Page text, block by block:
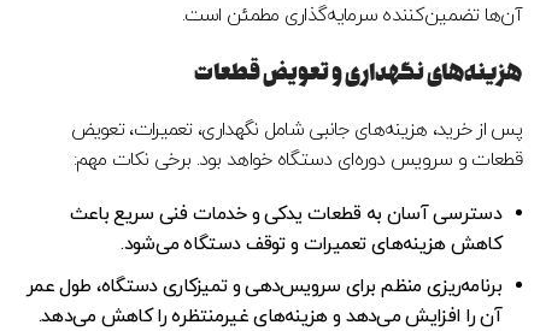
آن‌ها تضمین‌کننده سرمایه‌گذاری مطمئن است.
هزینه‌های نگهداری و تعویض قطعات
پس از خرید، هزینه‌های جانبی شامل نگهداری، تعمیرات، تعویض
قطعات و سرویس دوره‌ای دستگاه خواهد بود. برخی نکات مهم:
دسترسی آسان به قطعات یدکی و خدمات فنی سریع باعث
کاهش هزینه‌های تعمیرات و توقف دستگاه می‌شود.
برنامه‌ریزی منظم برای سرویس‌دهی و تمیزکاری دستگاه، طول عمر
آن را افزایش می‌دهد و هزینه‌های غیرمنتظره را کاهش می‌دهد.